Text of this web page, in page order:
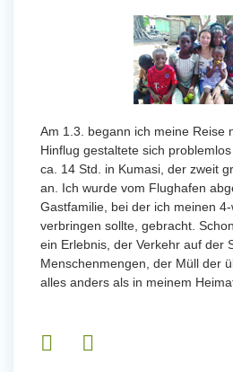
Am 1.3. begann ich meine Reise
Hinflug gestaltete sich
ca. 14 Std. in Kumasi, der zweit
an. Ich wurde vom Flughafen
Gastfamilie, bei der ich meinen
verbringen sollte, gebracht.
ein Erlebnis, der Verkehr auf der
Menschenmengen, der Müll der
alles anders als in meinem